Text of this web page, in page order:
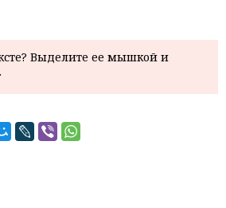
Выделите ее мышкой и